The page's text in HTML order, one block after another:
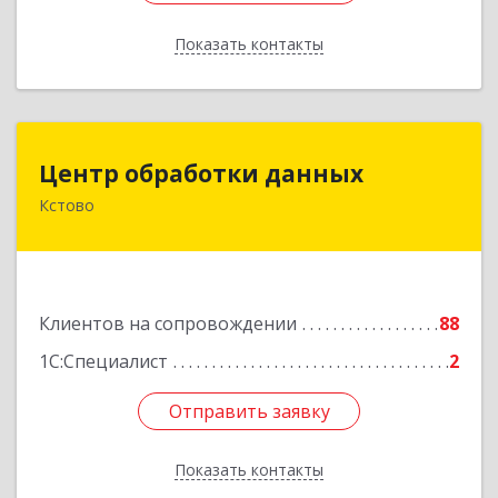
Показать контакты
Назад
Центр обработки данных
Кстово
Клиентов на сопровождении
88
1С:Специалист
2
Отправить заявку
Показать контакты
Центр обработки данных
607650, Нижегородская обл, Кстово г, Победы
Отправить заявку
Назад